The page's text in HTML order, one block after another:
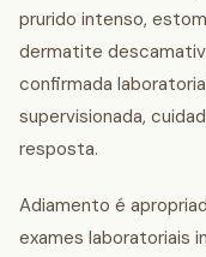
prurido intenso,
dermatite
confirmada
supervisionada,
resposta.
Adiamento é
exames laboratoriais